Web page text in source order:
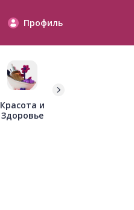
Профиль
Красота и
Здоровье